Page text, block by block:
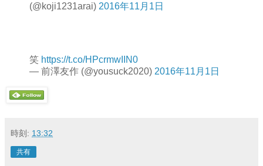
(@koji1231arai) 2016年11月1日
笑 https://t.co/HPcrmwIIN0
— 前澤友作 (@yousuck2020) 2016年11月1日
時刻: 13:32
共有